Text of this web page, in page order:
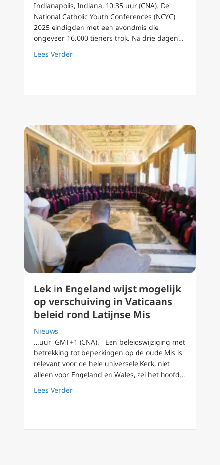
Indianapolis, Indiana, 10:35 uur (CNA). De
National Catholic Youth Conferences (NCYC)
2025 eindigden met een avondmis die
ongeveer 16.000 tieners trok. Na drie dagen…
Lees Verderabout 16.000 tieners wonen samen de Mis
Lek in Engeland wijst mogelijk
op verschuiving in Vaticaans
beleid rond Latijnse Mis
Nieuws
…uur GMT+1 (CNA). Een beleidswijziging met
betrekking tot beperkingen op de oude Mis is
relevant voor de hele universele Kerk, niet
alleen voor Engeland en Wales, zei het hoofd…
Lees Verderabout Lek in Engeland wijst mogelijk op